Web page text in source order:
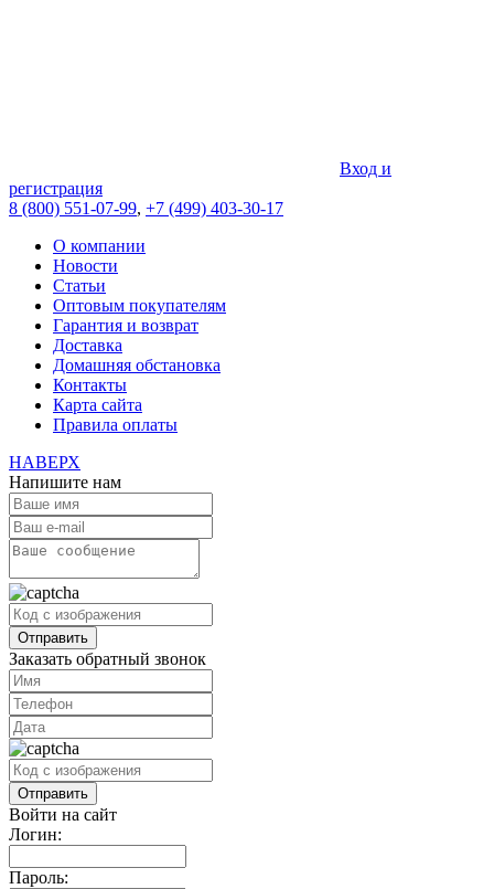
Вход и
регистрация
8 (800) 551-07-99, +7 (499) 403-30-17
О компании
Новости
Статьи
Оптовым покупателям
Гарантия и возврат
Доставка
Домашняя обстановка
Контакты
Карта сайта
Правила оплаты
НАВЕРХ
Напишите нам
Заказать обратный звонок
Войти на сайт
Логин:
Пароль: